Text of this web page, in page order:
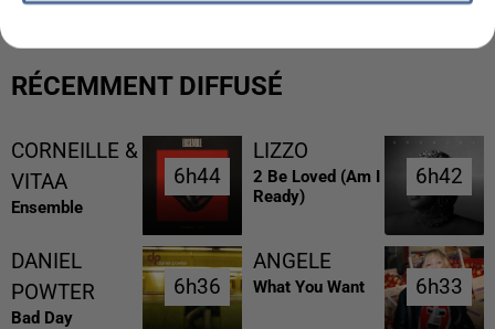
RÉCEMMENT DIFFUSÉ
CORNEILLE &
VITAA
Ensemble
6h44
6h44
LIZZO
2 Be Loved (am I
Ready)
6h42
6h42
DANIEL
POWTER
Bad Day
6h36
6h36
ANGELE
What You Want 6h33
6h33